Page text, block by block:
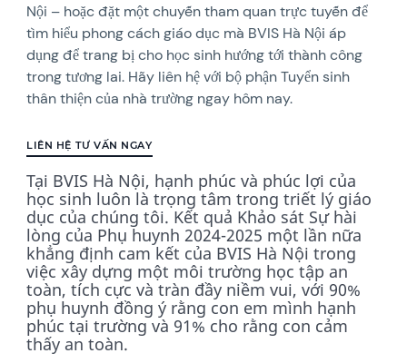
Nội – hoặc đặt một chuyến tham quan trực tuyến để
tìm hiểu phong cách giáo dục mà BVIS Hà Nội áp
dụng để trang bị cho học sinh hướng tới thành công
trong tương lai. Hãy liên hệ với bộ phận Tuyển sinh
thân thiện của nhà trường ngay hôm nay.
LIÊN HỆ TƯ VẤN NGAY
Tại BVIS Hà Nội, hạnh phúc và phúc lợi của
học sinh luôn là trọng tâm trong triết lý giáo
dục của chúng tôi. Kết quả Khảo sát Sự hài
lòng của Phụ huynh 2024-2025 một lần nữa
khẳng định cam kết của BVIS Hà Nội trong
việc xây dựng một môi trường học tập an
toàn, tích cực và tràn đầy niềm vui, với 90%
phụ huynh đồng ý rằng con em mình hạnh
phúc tại trường và 91% cho rằng con cảm
thấy an toàn.